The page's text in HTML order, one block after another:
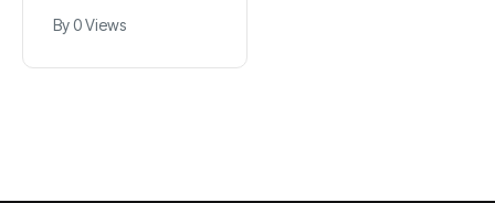
judicial que dejó
libres a líderes de
una red de trata
By0 Views